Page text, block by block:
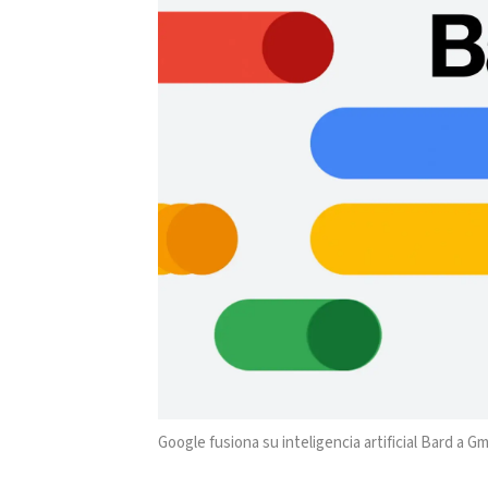
Google fusiona su inteligencia artificial Bard a